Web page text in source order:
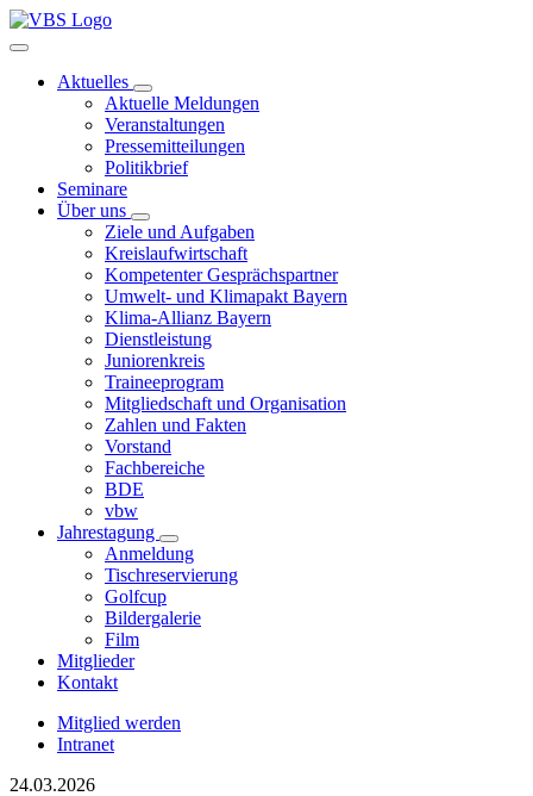
Aktuelles
Aktuelle Meldungen
Veranstaltungen
Pressemitteilungen
Politikbrief
Seminare
Über uns
Ziele und Aufgaben
Kreislaufwirtschaft
Kompetenter Gesprächspartner
Umwelt- und Klimapakt Bayern
Klima-Allianz Bayern
Dienstleistung
Juniorenkreis
Traineeprogram
Mitgliedschaft und Organisation
Zahlen und Fakten
Vorstand
Fachbereiche
BDE
vbw
Jahrestagung
Anmeldung
Tischreservierung
Golfcup
Bildergalerie
Film
Mitglieder
Kontakt
Mitglied werden
Intranet
24.03.2026